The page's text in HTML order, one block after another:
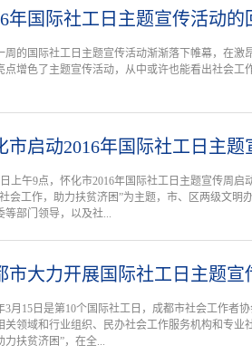
年国际社工日主题宣传活动的
周的国际社工日主题宣传活动渐渐落下帷幕，在激
点增色了主题宣传活动，从中或许也能看出社会工
市启动2016年国际社工日主题
上午9点，怀化市2016年国际社工日主题宣传周
会工作，助力扶贫济困”为主题，市、区两级文明
等部门领导，以及社...
市大力开展国际社工日主题宣
3月15日是第10个国际社工日，成都市社会工作者
关领域和行业组织、民办社会工作服务机构和专业
力扶贫济困”，在全...